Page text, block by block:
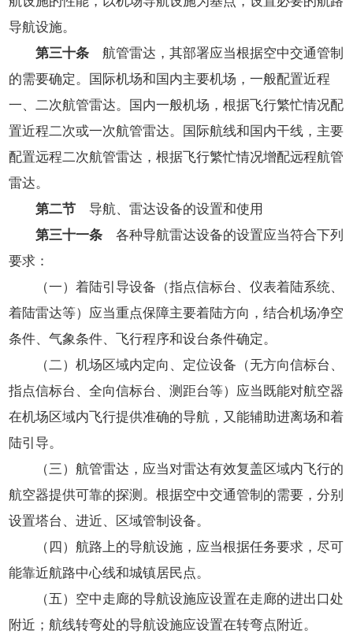
导航设施。
第三十条 航管雷达，其部署应当根据空中交通管制
的需要确定。国际机场和国内主要机场，一般配置近程
一、二次航管雷达。国内一般机场，根据飞行繁忙情况配
置近程二次或一次航管雷达。国际航线和国内干线，主要
配置远程二次航管雷达，根据飞行繁忙情况增配远程航管
雷达。
第二节 导航、雷达设备的设置和使用
第三十一条各种导航雷达设备的设置应当符合下列
要求：
（一）着陆引导设备（指点信标台、仪表着陆系统、
着陆雷达等）应当重点保障主要着陆方向，结合机场净空
条件、气象条件、飞行程序和设台条件确定。
（二）机场区域内定向、定位设备（无方向信标台、
指点信标台、全向信标台、测距台等）应当既能对航空器
在机场区域内飞行提供准确的导航，又能辅助进离场和着
陆引导。
（三）航管雷达，应当对雷达有效复盖区域内飞行的
航空器提供可靠的探测。根据空中交通管制的需要，分别
设置塔台、进近、区域管制设备。
（四）航路上的导航设施，应当根据任务要求，尽可
能靠近航路中心线和城镇居民点。
（五）空中走廊的导航设施应设置在走廊的进出口处
附近；航线转弯处的导航设施应设置在转弯点附近。